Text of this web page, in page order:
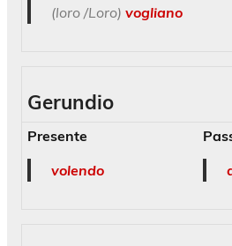
(loro /Loro) vogliano
Gerundio
Presente
volendo